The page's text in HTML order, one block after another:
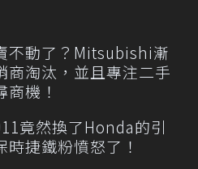
不動了？Mitsubishi漸
商淘汰，並且專注二手
商機！
竟然換了Honda的引
時捷鐵粉憤怒了！